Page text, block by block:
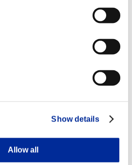
Show details
Allow all